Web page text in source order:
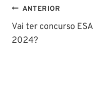
Navegação
de
Post
ANTERIOR
Vai ter concurso ESA
2024?